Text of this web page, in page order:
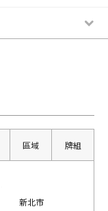
區域 牌組
新北市